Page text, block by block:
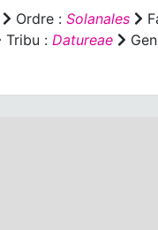
Ordre : Solanales
Tribu : Datureae